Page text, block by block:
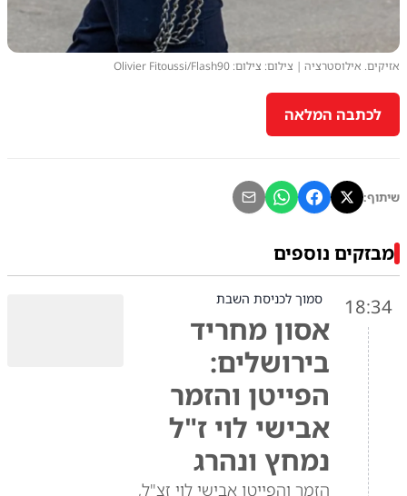
אזיקים. אילוסטרציה | צילום: צילום: Olivier Fitoussi/Flash90
לכתבה המלאה
שיתוף:
מבזקים נוספים
18:34 סמוך לכניסת השבת
אסון מחריד
בירושלים:
הפייטן והזמר
אבישי לוי ז"ל
נמחץ ונהרג
הזמר והפייטן אבישי לוי זצ"ל,